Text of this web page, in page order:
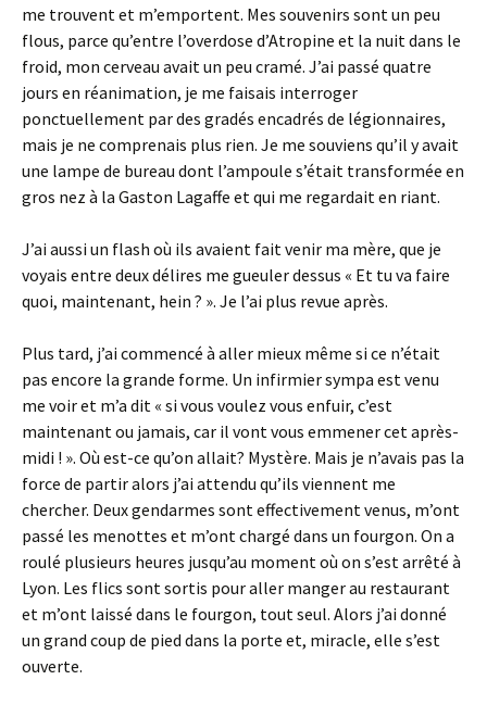
me trouvent et m’emportent. Mes souvenirs sont un peu
flous, parce qu’entre l’overdose d’Atropine et la nuit dans le
froid, mon cerveau avait un peu cramé. J’ai passé quatre
jours en réanimation, je me faisais interroger
ponctuellement par des gradés encadrés de légionnaires,
mais je ne comprenais plus rien. Je me souviens qu’il y avait
une lampe de bureau dont l’ampoule s’était transformée en
gros nez à la Gaston Lagaffe et qui me regardait en riant.
J’ai aussi un flash où ils avaient fait venir ma mère, que je
voyais entre deux délires me gueuler dessus « Et tu va faire
quoi, maintenant, hein ? ». Je l’ai plus revue après.
Plus tard, j’ai commencé à aller mieux même si ce n’était
pas encore la grande forme. Un infirmier sympa est venu
me voir et m’a dit « si vous voulez vous enfuir, c’est
maintenant ou jamais, car il vont vous emmener cet après-
midi ! ». Où est-ce qu’on allait? Mystère. Mais je n’avais pas la
force de partir alors j’ai attendu qu’ils viennent me
chercher. Deux gendarmes sont effectivement venus, m’ont
passé les menottes et m’ont chargé dans un fourgon. On a
roulé plusieurs heures jusqu’au moment où on s’est arrêté à
Lyon. Les flics sont sortis pour aller manger au restaurant
et m’ont laissé dans le fourgon, tout seul. Alors j’ai donné
un grand coup de pied dans la porte et, miracle, elle s’est
ouverte.